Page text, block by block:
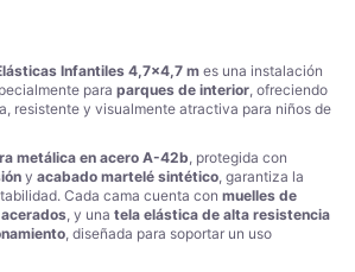
Infantiles 4,7x4,7 m es una instalación
para parques de interior , ofreciendo
resistente y visualmente atractiva para niños de
metálica en acero A-42b, protegida con
y acabado martelé sintético, garantiza la
Cada cama cuenta con muelles de
, y una tela elástica de alta resistencia
, diseñada para soportar un uso